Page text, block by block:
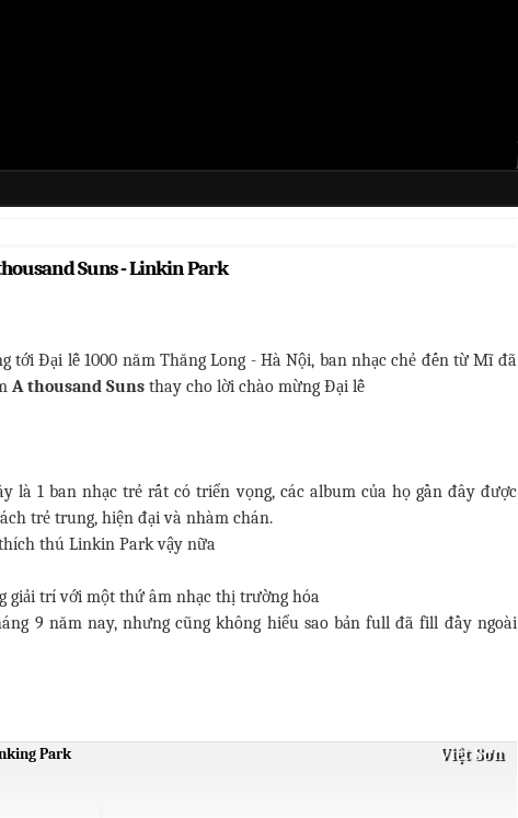
Suns - Linkin Park
tới Đại lễ 1000 năm Thăng Long - Hà Nội, ban nhạc chẻ đến từ Mĩ đã
A thousand Suns thay cho lời chào mừng Đại lễ
là 1 ban nhạc trẻ rất có triển vọng, các album của họ gần đây được
trẻ trung, hiện đại và nhàm chán.
thú Linkin Park vậy nữa
giải trí với một thứ âm nhạc thị trường hóa
9 năm nay, nhưng cũng không hiểu sao bản full đã fill đầy ngoài
Park Việt Sơn